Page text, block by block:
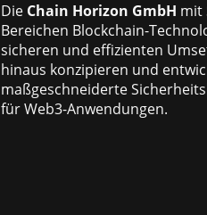
Die Chain Horizon GmbH mit
Bereichen Blockchain-
sicheren und effizienten
hinaus konzipieren und
maßgeschneiderte
für Web3-Anwendungen.